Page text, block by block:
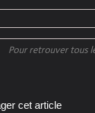
Pour retrouver tous
cet article